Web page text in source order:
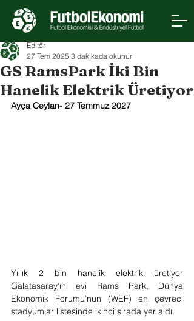
GS RamsPark İki Bin
Hanelik Elektrik Üretiyor
Editör
27 Tem 2025 3 dakikada okunur
Ayça Ceylan- 27 Temmuz 2027
Yıllık 2 bin hanelik elektrik üretiyor
Galatasaray’ın evi Rams Park, Dünya
Ekonomik Forumu’nun (WEF) en çevreci
stadyumlar listesinde ikinci sırada yer aldı.